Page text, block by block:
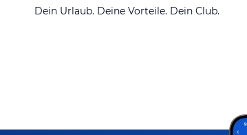
Dein Urlaub. Deine Vorteile. Dein Club.